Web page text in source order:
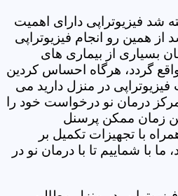
شد فیزیوتراپی دارای اهمیت
از همین رو انجام فیزیوتراپی
بسیاری از بیماری های
گردد، هرگاه احساس کردین
در منزل دارید می
درمان نو درخواست خود را
زمان ممکن پرسنل
با تجهیزات تکمیل بر
ما با شماییم تا با درمان نو در